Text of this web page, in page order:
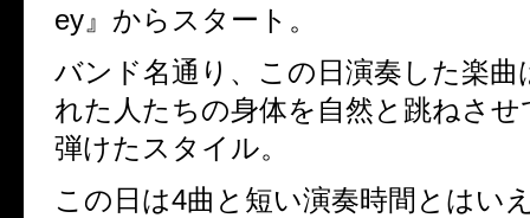
ey』からスタート。
バンド名通り、この日演奏した楽曲
れた人たちの身体を自然と跳ねさ
弾けたスタイル。
この日は4曲と短い演奏時間とはい